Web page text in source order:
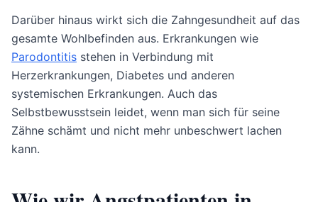
Darüber hinaus wirkt sich die Zahngesundheit auf das
gesamte Wohlbefinden aus. Erkrankungen wie
Parodontitis stehen in Verbindung mit
Herzerkrankungen, Diabetes und anderen
systemischen Erkrankungen. Auch das
Selbstbewusstsein leidet, wenn man sich für seine
Zähne schämt und nicht mehr unbeschwert lachen
kann.